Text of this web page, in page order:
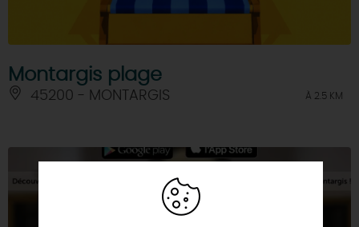
Montargis plage
45200 - MONTARGIS À 2.5 KM